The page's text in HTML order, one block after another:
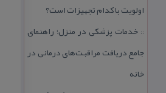
اولویت با كدام تجهیزات است؟
:: خدمات پزشكی در منزل؛ راهنمای
جامع دریافت مراقبت‌های درمانی در
خانه